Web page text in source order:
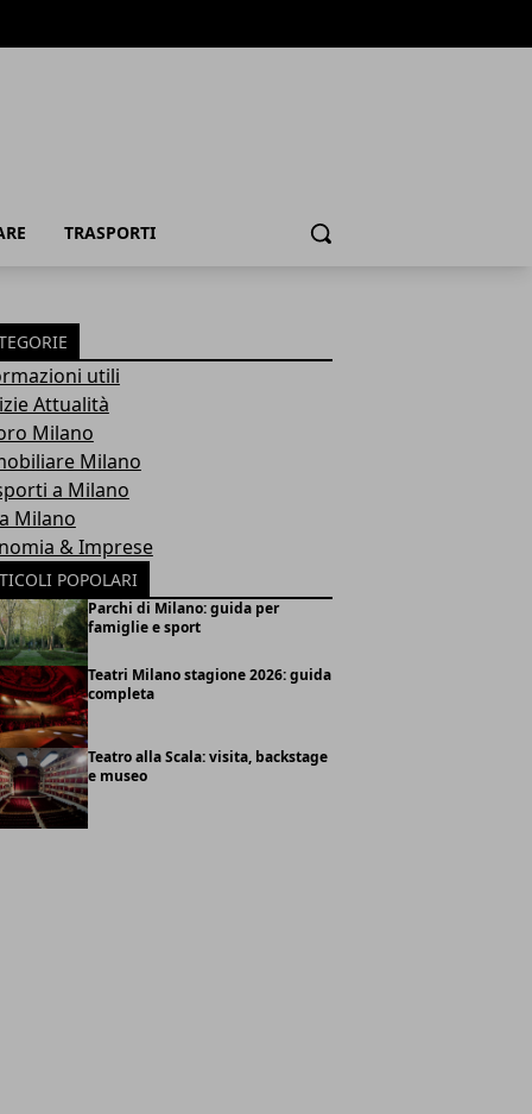
TRASPORTI Cerca
utili
Attualità
Milano
Milano
a Milano
Milano
& Imprese
POPOLARI
Parchi di Milano: guida per
famiglie e sport
Teatri Milano stagione 2026: guida
completa
Teatro alla Scala: visita, backstage
e museo